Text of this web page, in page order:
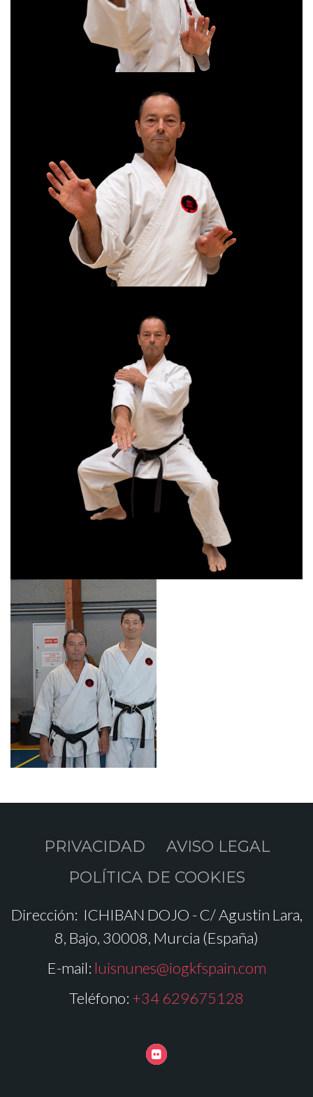
PRIVACIDAD
AVISO LEGAL
POLÍTICA DE COOKIES
Dirección: ICHIBAN DOJO - C/ Agustin Lara,
8, Bajo, 30008, Murcia (España)
E-mail: luisnunes@iogkfspain.com
Teléfono: +34 629675128